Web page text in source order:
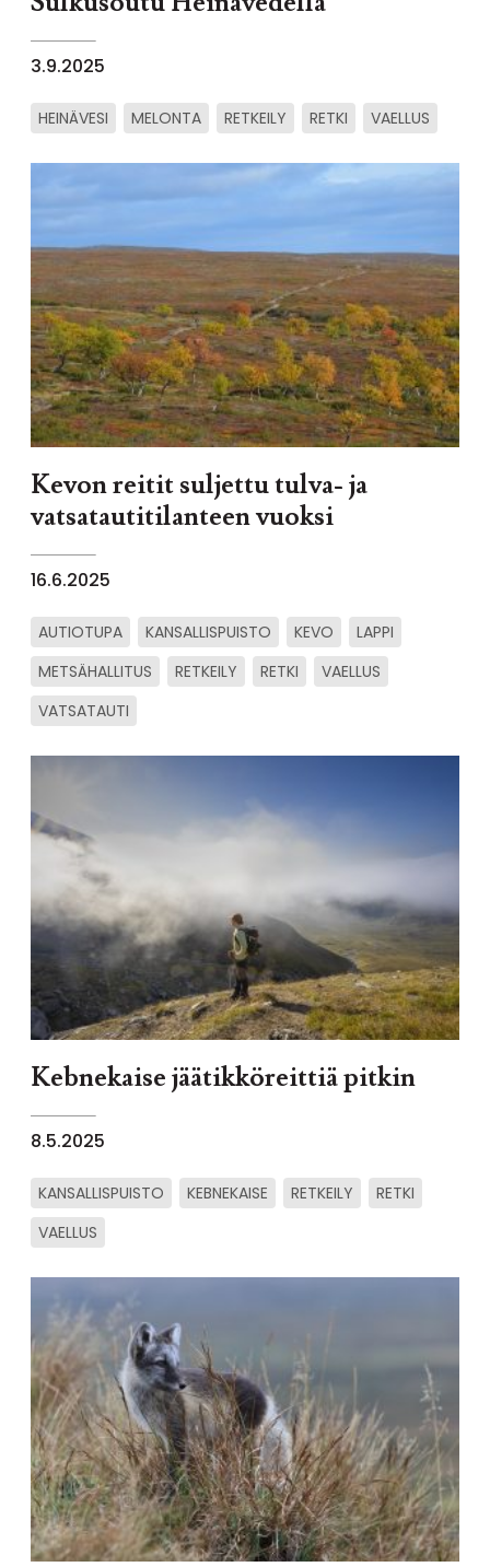
3.9.2025
HEINÄVESI MELONTA RETKEILY RETKI VAELLUS
Kevon reitit suljettu tulva- ja
vatsatautitilanteen vuoksi
16.6.2025
AUTIOTUPA KANSALLISPUISTO KEVO
LAPPI
METSÄHALLITUS
RETKEILY RETKI
VAELLUS
VATSATAUTI
Kebnekaise jäätikköreittiä pitkin
8.5.2025
KANSALLISPUISTO KEBNEKAISE RETKEILY
RETKI
VAELLUS